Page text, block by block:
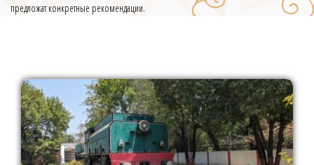
предложат конкретные рекомендации.